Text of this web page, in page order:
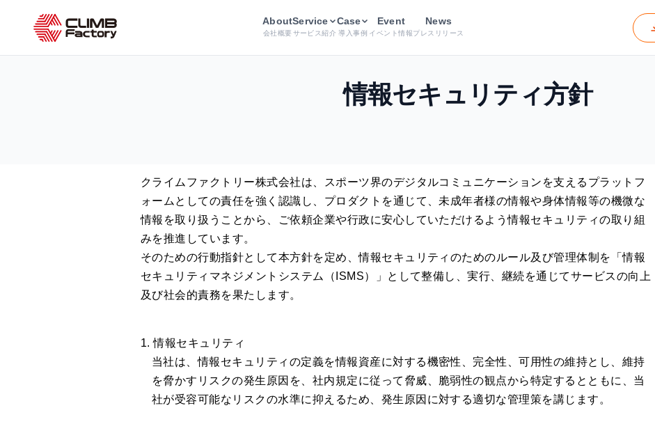
About
会社概要
Service
サービス紹介
Case
導入事例
Event
イベント情報
News
プレスリリース
情報セキュリティ方針
クライムファクトリー株式会社は、スポーツ界のデジタルコミュニケーションを支えるプラットフ
ォームとしての責任を強く認識し、プロダクトを通じて、未成年者様の情報や身体情報等の機微な
情報を取り扱うことから、ご依頼企業や行政に安心していただけるよう情報セキュリティの取り組
みを推進しています。
そのための行動指針として本方針を定め、情報セキュリティのためのルール及び管理体制を「情報
セキュリティマネジメントシステム（ISMS）」として整備し、実行、継続を通じてサービスの向上
及び社会的責務を果たします。
1. 情報セキュリティ
当社は、情報セキュリティの定義を情報資産に対する機密性、完全性、可用性の維持とし、維持
を脅かすリスクの発生原因を、社内規定に従って脅威、脆弱性の観点から特定するとともに、当
社が受容可能なリスクの水準に抑えるため、発生原因に対する適切な管理策を講じます。